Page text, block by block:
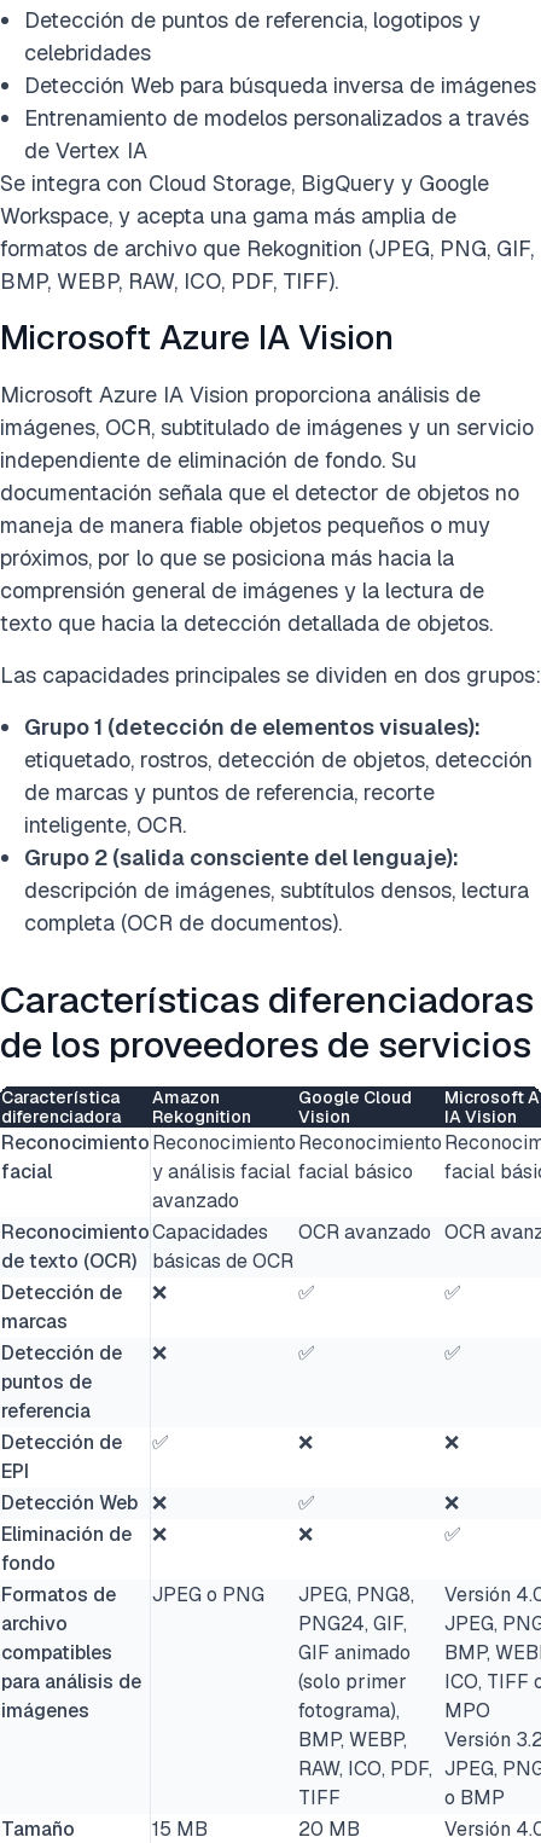
Detección de puntos de referencia, logotipos y
celebridades
Detección Web para búsqueda inversa de imágenes
Entrenamiento de modelos personalizados a través
de Vertex IA
Se integra con Cloud Storage, BigQuery y Google
Workspace, y acepta una gama más amplia de
formatos de archivo que Rekognition (JPEG, PNG, GIF,
BMP, WEBP, RAW, ICO, PDF, TIFF).
Microsoft Azure IA Vision
Microsoft Azure IA Vision proporciona análisis de
imágenes, OCR, subtitulado de imágenes y un servicio
independiente de eliminación de fondo. Su
documentación señala que el detector de objetos no
maneja de manera fiable objetos pequeños o muy
próximos, por lo que se posiciona más hacia la
comprensión general de imágenes y la lectura de
texto que hacia la detección detallada de objetos.
Las capacidades principales se dividen en dos grupos:
Grupo 1 (detección de elementos visuales):
etiquetado, rostros, detección de objetos, detección
de marcas y puntos de referencia, recorte
inteligente, OCR.
Grupo 2 (salida consciente del lenguaje):
descripción de imágenes, subtítulos densos, lectura
completa (OCR de documentos).
Características diferenciadoras
de los proveedores de servicios
Característica
diferenciadora
Amazon
Rekognition
Google Cloud
Vision
Microsoft
IA Vision
Reconocimiento
facial
Reconocimiento
y análisis facial
avanzado
Reconocimiento
facial básico
facial
Reconocimiento
de texto (OCR)
Capacidades
básicas de OCR
OCR avanzado OCR
Detección de
marcas
❌ ✅ ✅
Detección de
puntos de
referencia
❌ ✅ ✅
Detección de
EPI
✅ ❌ ❌
Detección Web ❌ ✅
❌
Eliminación de
fondo
❌ ❌ ✅
Formatos de
archivo
compatibles
para análisis de
imágenes
JPEG o PNG
JPEG, PNG8,
PNG24, GIF,
GIF animado
(solo primer
fotograma),
BMP, WEBP,
RAW, ICO, PDF,
TIFF
Versión
JPEG,
BMP,
ICO, TIFF
MPO
Versión
JPEG,
o BMP
Tamaño
15 MB 20 MB
Versión